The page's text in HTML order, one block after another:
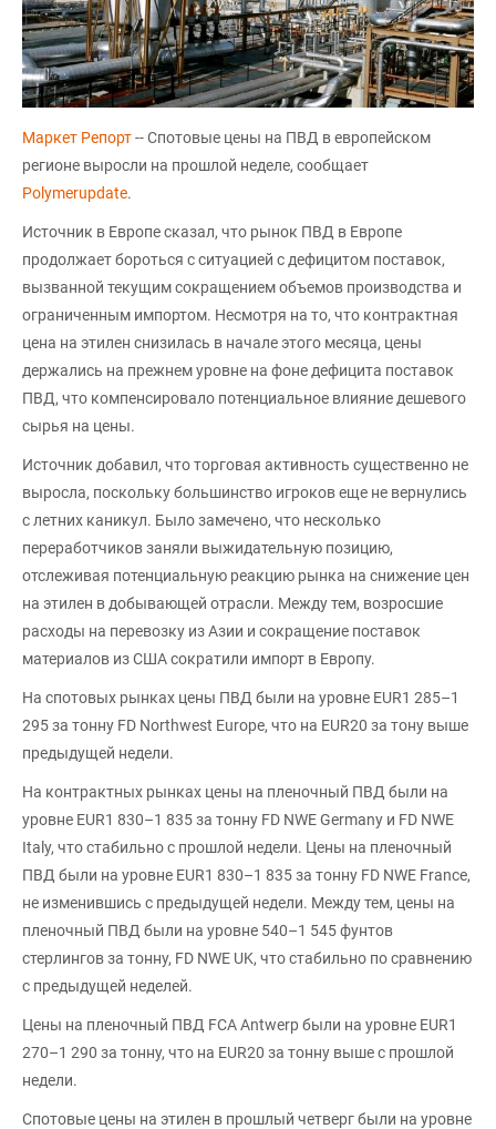
Маркет Репорт-- Спотовые цены на ПВД в европейском
регионе выросли на прошлой неделе, сообщает
Polymerupdate.
Источник в Европе сказал, что рынок ПВД в Европе
продолжает бороться с ситуацией с дефицитом поставок,
вызванной текущим сокращением объемов производства и
ограниченным импортом. Несмотря на то, что контрактная
цена на этилен снизилась в начале этого месяца, цены
держались на прежнем уровне на фоне дефицита поставок
ПВД, что компенсировало потенциальное влияние дешевого
сырья на цены.
Источник добавил, что торговая активность существенно не
выросла, поскольку большинство игроков еще не вернулись
с летних каникул. Было замечено, что несколько
переработчиков заняли выжидательную позицию,
отслеживая потенциальную реакцию рынка на снижение цен
на этилен в добывающей отрасли. Между тем, возросшие
расходы на перевозку из Азии и сокращение поставок
материалов из США сократили импорт в Европу.
На спотовых рынках цены ПВД были на уровне EUR1 285–1
295 за тонну FD Northwest Europe, что на EUR20 за тону выше
предыдущей недели.
На контрактных рынках цены на пленочный ПВД были на
уровне EUR1 830–1 835 за тонну FD NWE Germany и FD NWE
Italy, что стабильно с прошлой недели. Цены на пленочный
ПВД были на уровне EUR1 830–1 835 за тонну FD NWE France,
не изменившись с предыдущей недели. Между тем, цены на
пленочный ПВД были на уровне 540–1 545 фунтов
стерлингов за тонну, FD NWE UK, что стабильно по сравнению
с предыдущей неделей.
Цены на пленочный ПВД FCA Antwerp были на уровне EUR1
270–1 290 за тонну, что на EUR20 за тонну выше с прошлой
недели.
Спотовые цены на этилен в прошлый четверг были на уровне